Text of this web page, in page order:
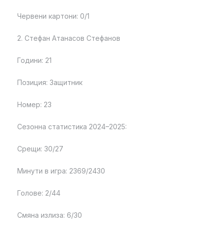
Червени картони: 0/1
2. Стефан Атанасов Стефанов
Години: 21
Позиция: Защитник
Номер: 23
Сезонна статистика 2024–2025:
Срещи: 30/27
Минути в игра: 2369/2430
Голове: 2/44
Смяна излиза: 6/30